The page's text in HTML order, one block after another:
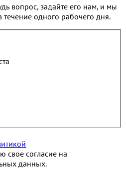
вопрос, задайте его нам, и мы
течение одного рабочего дня.
свое согласие на
данных.